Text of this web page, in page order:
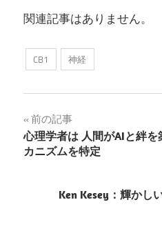
関連記事はありません。
CB1 神経
投
稿
前の記事
心理学者は 人間がAIと絆
カニズムを特定
Ken Kesey：輝かし